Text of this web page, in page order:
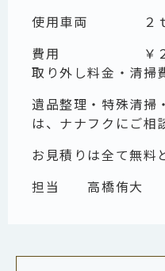
使用車両 ２ｔシ
費用 ￥２５
取り外し料金・清掃
遺品整理・特殊清掃
は、ナナフクにご相
お見積りは全て無料
担当
高橋侑大